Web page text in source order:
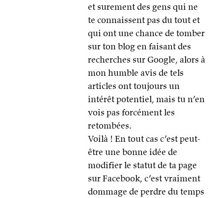
et surement des gens qui ne
te connaissent pas du tout et
qui ont une chance de tomber
sur ton blog en faisant des
recherches sur Google, alors à
mon humble avis de tels
articles ont toujours un
intérêt potentiel, mais tu n’en
vois pas forcément les
retombées.
Voilà ! En tout cas c’est peut-
être une bonne idée de
modifier le statut de ta page
sur Facebook, c’est vraiment
dommage de perdre du temps